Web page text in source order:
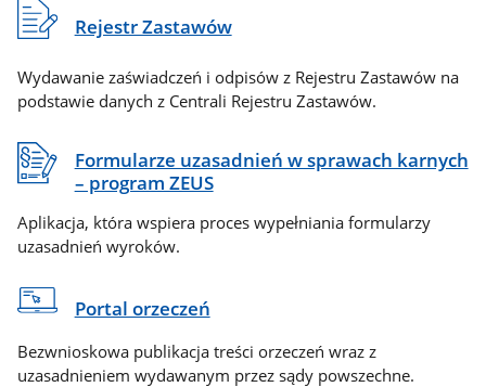
Rejestr Zastawów
Wydawanie zaświadczeń i odpisów z Rejestru Zastawów na
podstawie danych z Centrali Rejestru Zastawów.
Formularze uzasadnień w sprawach karnych
– program ZEUS
Aplikacja, która wspiera proces wypełniania formularzy
uzasadnień wyroków.
Portal orzeczeń
Bezwnioskowa publikacja treści orzeczeń wraz z
uzasadnieniem wydawanym przez sądy powszechne.